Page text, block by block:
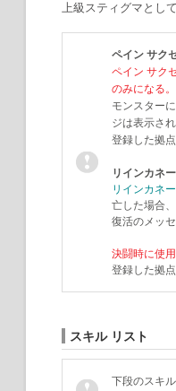
上級スティグマとし
ペイン サク
ペイン サク
のみになる。
モンスター
ジは表示さ
登録した拠
リインカネ
リインカネ
亡した場合、
復活のメッ
決闘時に使
登録した拠
スキル リスト
下段のスキ